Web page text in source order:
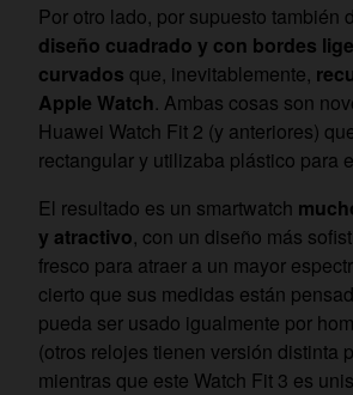
Por otro lado, por supuesto también
diseño cuadrado y con bordes
curvados que, inevitablemente,
Apple Watch. Ambas cosas son
Huawei Watch Fit 2 (y anteriores)
rectangular y utilizaba plástico para
El resultado es un smartwatch
y atractivo, con un diseño más
fresco para atraer a un mayor
cierto que sus medidas están
pueda ser usado igualmente por
(otros relojes tienen versión distinta
mientras que este Watch Fit 3 es